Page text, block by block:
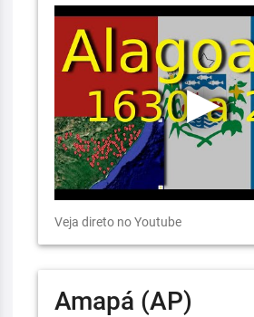
Veja direto no Youtube
Amapá (AP)